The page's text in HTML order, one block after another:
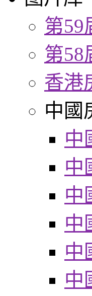
第59
第58
香港
中國
中
中
中
中
中
中